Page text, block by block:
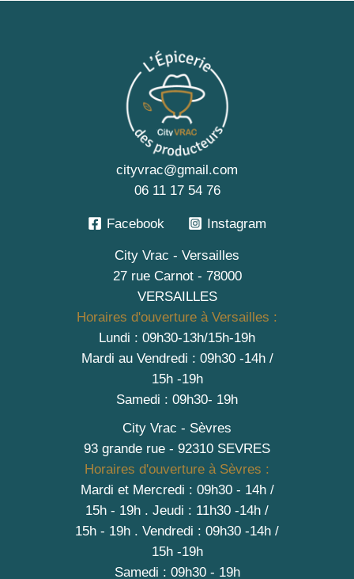
cityvrac@gmail.com
06 11 17 54 76
Facebook Instagram
City Vrac - Versailles
27 rue Carnot - 78000
VERSAILLES
Horaires d'ouverture à Versailles :
Lundi : 09h30-13h/15h-19h
Mardi au Vendredi : 09h30 -14h /
15h -19h
Samedi : 09h30- 19h
City Vrac - Sèvres
93 grande rue - 92310 SEVRES
Horaires d'ouverture à Sèvres :
Mardi et Mercredi : 09h30 - 14h /
15h - 19h . Jeudi : 11h30 -14h /
15h - 19h . Vendredi : 09h30 -14h /
15h -19h
Samedi : 09h30 - 19h